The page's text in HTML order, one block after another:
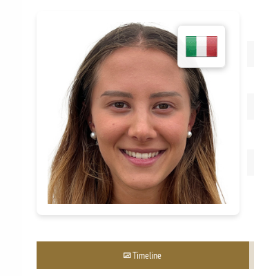
Timeline